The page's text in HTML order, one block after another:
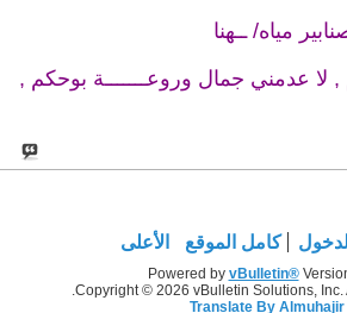
مياه/ ــهنا
عدمني جمال وروعـــــــة بوحكم ,
كامل الموقع الأعلى
Powered by vBulletin®
Copyright © 2026 vBulletin Solutions, Inc.
Translate By Almuhajir